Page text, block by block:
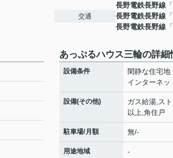
交通
長野電鉄長野線 「
長野電鉄長野線 「
長野電鉄長野線 「
あっぷるハウス三輪の詳細
設備条件
閑静な住宅地
インターネッ
設備(その他)
ガス給湯,ス
以上,角住戸
駐車場/月額 無/-
用途地域 -